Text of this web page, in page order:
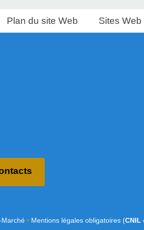
Plan du site Web Sites Web
•Mentions légales obligatoires (CNIL